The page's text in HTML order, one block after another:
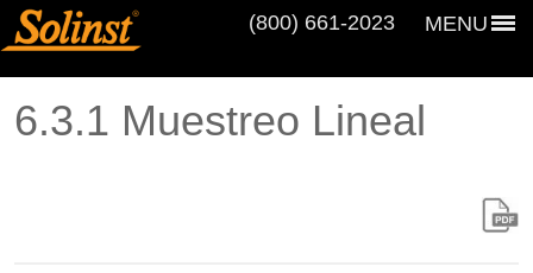
MENU
(800) 661‑2023
6.3.1 Muestreo Lineal